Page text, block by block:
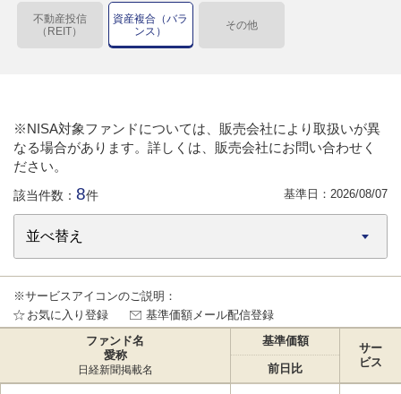
不動産投信
（REIT）
資産複合（バラ
ンス）
その他
※NISA対象ファンドについては、販売会社により取扱いが異
なる場合があります。詳しくは、販売会社にお問い合わせく
ださい。
該当件数： 8件 基準日： 2026/08/07
※サービスアイコンのご説明：
お気に入り登録
基準価額メール配信登録
ファンド名
愛称
日経新聞掲載名
基準価額
サー
ビス
前日比